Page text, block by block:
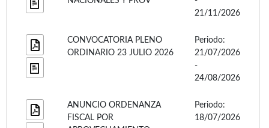
21/11/2026
CONVOCATORIA PLENO
ORDINARIO 23 JULIO 2026
Periodo:
21/07/2026
-
24/08/2026
ANUNCIO ORDENANZA
FISCAL POR
Periodo:
18/07/2026